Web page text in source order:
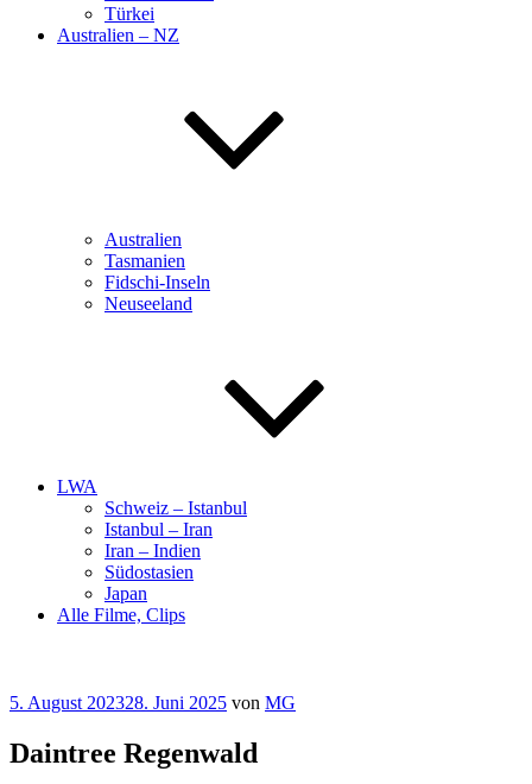
Türkei
Australien – NZ
Australien
Tasmanien
Fidschi-Inseln
Neuseeland
LWA
Schweiz – Istanbul
Istanbul – Iran
Iran – Indien
Südostasien
Japan
Alle Filme, Clips
Veröffentlicht
5. August 202328. Juni 2025 von MG
Daintree Regenwald